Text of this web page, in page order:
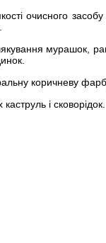
очисного
мурашок,
коричневу
і сковорідок.